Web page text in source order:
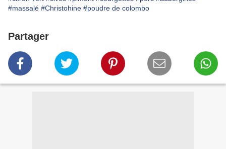
#massalé #Christohine #poudre de colombo
Partager